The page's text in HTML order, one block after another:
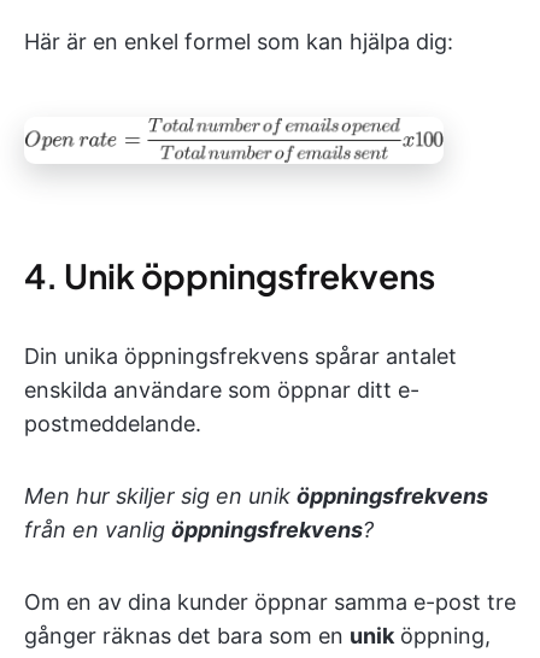
Här är en enkel formel som kan hjälpa dig:
4. Unik öppningsfrekvens
Din unika öppningsfrekvens spårar antalet
enskilda användare som öppnar ditt e-
postmeddelande.
Men hur skiljer sig en unik öppningsfrekvens
från en vanlig öppningsfrekvens?
Om en av dina kunder öppnar samma e-post tre
gånger räknas det bara som en unik öppning,